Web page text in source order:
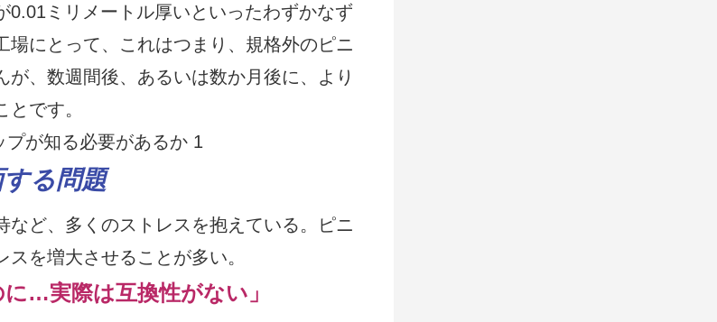
ミリメートル厚いといったわずかなず
にとって、これはつまり、規格外のピニ
、数週間後、あるいは数か月後に、より
です。
る問題
ど、多くのストレスを抱えている。ピニ
を増大させることが多い。
…実際は互換性がない」